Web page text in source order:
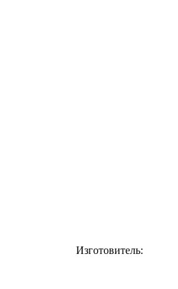
Изготовитель: